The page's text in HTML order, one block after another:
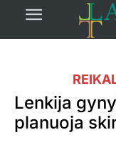
Lenkija
planuoja